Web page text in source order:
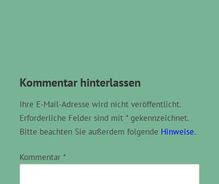
Kommentar hinterlassen
Ihre E-Mail-Adresse wird nicht veröffentlicht.
Erforderliche Felder sind mit * gekennzeichnet.
Bitte beachten Sie außerdem folgende Hinweise.
Kommentar *